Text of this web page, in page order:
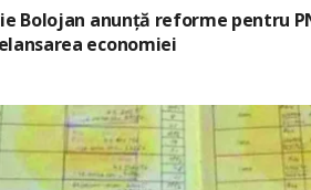
Bolojan anunță reforme pentru
economiei